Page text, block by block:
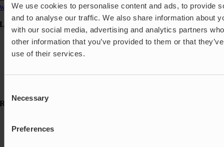
We use cookies to personalise content and ads, to provide
and to analyse our traffic. We also share information about
with our social media, advertising and analytics partners
other information that you’ve provided to them or that
use of their services.
Selection
Necessary
Preferences
wapro@wapro.com
Løsninger
Akvakultur
Boliger
Nedlukning & Styring
Ressourcer
Nyheder & Presse